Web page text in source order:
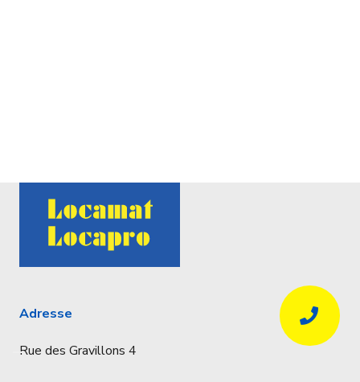
Adresse
Rue des Gravillons 4